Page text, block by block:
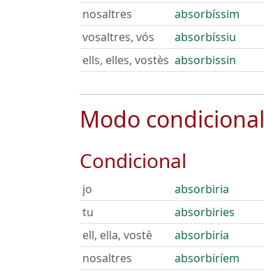
nosaltres
absorbíssim
vosaltres, vós
absorbíssiu
ells, elles, vostès absorbissin
Modo condicional
Condicional
jo
absorbiria
tu
absorbiries
ell, ella, vostè
absorbiria
nosaltres
absorbiríem